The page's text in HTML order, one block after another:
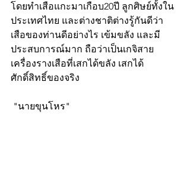
โดยทำเสือแกะมาเกือบ20ปี ลูกศิษย์ทั้งใน
ประเทศไทย และต่างชาติต่างรู้กันดีว่า
เสือของท่านดีอย่างไร เข้มขลัง และมี
ประสบการณ์มาก ถือว่าเป็นเกจิสาย
เครื่องรางเสือที่เสกได้ขลัง เสกได้
ศักดิ์สิทธิ์ของจริง
"นายขุนโหร"